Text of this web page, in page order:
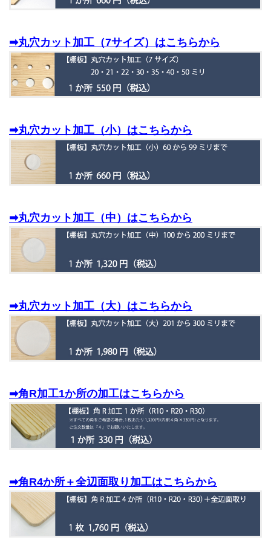
➡丸穴カット加工（7サイズ）はこちらから
➡丸穴カット加工（小）はこちらから
➡丸穴カット加工（中）はこちらから
➡丸穴カット加工（大）はこちらから
➡角R加工1か所の加工はこちらから
➡角R4か所＋全辺面取り加工はこちらから